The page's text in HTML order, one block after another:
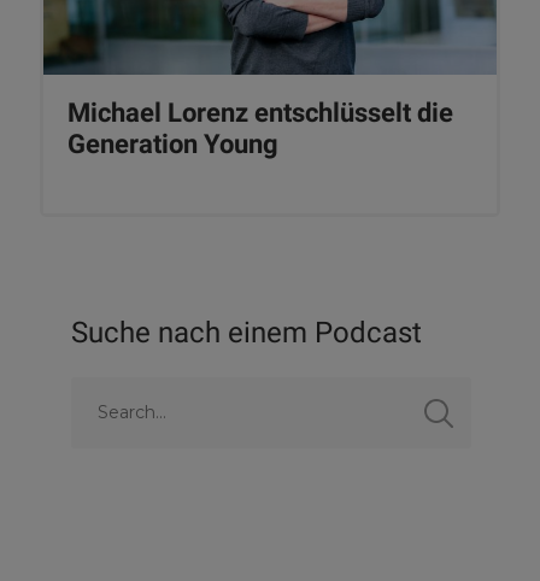
Michael Lorenz entschlüsselt die
Generation Young
Suche nach einem Podcast